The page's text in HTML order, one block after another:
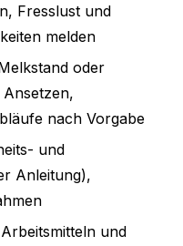
Fresslust und
melden
oder
nach Vorgabe
und
Anleitung),
und